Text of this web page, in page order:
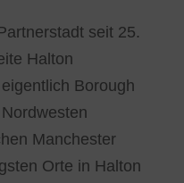
seit 25.
Halton
Borough
Manchester
Orte in Halton